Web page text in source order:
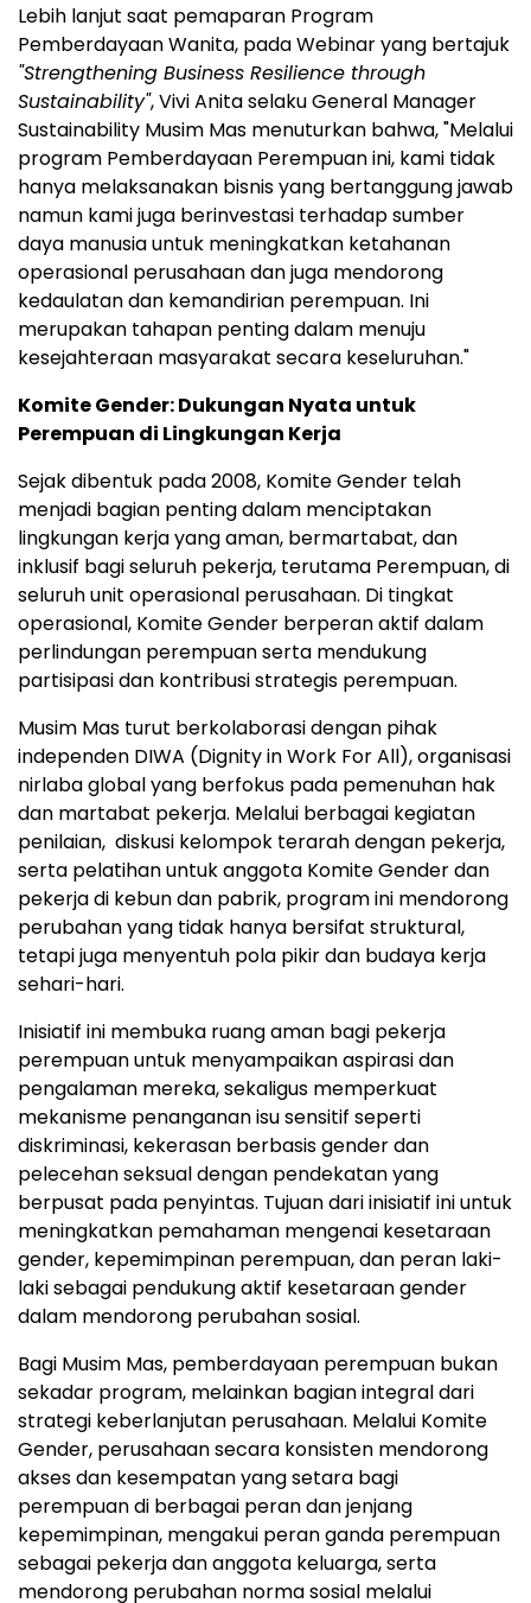
Lebih lanjut saat pemaparan Program
Pemberdayaan Wanita, pada Webinar yang bertajuk
"Strengthening Business Resilience through
Sustainability", Vivi Anita selaku General Manager
Sustainability Musim Mas menuturkan bahwa, "Melalui
program Pemberdayaan Perempuan ini, kami tidak
hanya melaksanakan bisnis yang bertanggung jawab
namun kami juga berinvestasi terhadap sumber
daya manusia untuk meningkatkan ketahanan
operasional perusahaan dan juga mendorong
kedaulatan dan kemandirian perempuan. Ini
merupakan tahapan penting dalam menuju
kesejahteraan masyarakat secara keseluruhan."
Komite Gender:Dukungan Nyata untuk
Perempuan di Lingkungan Kerja
Sejak dibentuk pada 2008, Komite Gender telah
menjadi bagian penting dalam menciptakan
lingkungan kerja yang aman, bermartabat, dan
inklusif bagi seluruh pekerja, terutama Perempuan, di
seluruh unit operasional perusahaan. Di tingkat
operasional, Komite Gender berperan aktif dalam
perlindungan perempuan serta mendukung
partisipasi dan kontribusi strategis perempuan.
Musim Mas turut berkolaborasi dengan pihak
independen DIWA (Dignity in Work For All), organisasi
nirlaba global yang berfokus pada pemenuhan hak
dan martabat pekerja. Melalui berbagai kegiatan
penilaian, diskusi kelompok terarah dengan pekerja,
serta pelatihan untuk anggota Komite Gender dan
pekerja di kebun dan pabrik, program ini mendorong
perubahan yang tidak hanya bersifat struktural,
tetapi juga menyentuh pola pikir dan budaya kerja
sehari-hari.
Inisiatif ini membuka ruang aman bagi pekerja
perempuan untuk menyampaikan aspirasi dan
pengalaman mereka, sekaligus memperkuat
mekanisme penanganan isu sensitif seperti
diskriminasi, kekerasan berbasis gender dan
pelecehan seksual dengan pendekatan yang
berpusat pada penyintas. Tujuan dari inisiatif ini untuk
meningkatkan pemahaman mengenai kesetaraan
gender, kepemimpinan perempuan, dan peran laki-
laki sebagai pendukung aktif kesetaraan gender
dalam mendorong perubahan sosial.
Bagi Musim Mas, pemberdayaan perempuan bukan
sekadar program, melainkan bagian integral dari
strategi keberlanjutan perusahaan. Melalui Komite
Gender, perusahaan secara konsisten mendorong
akses dan kesempatan yang setara bagi
perempuan di berbagai peran dan jenjang
kepemimpinan, mengakui peran ganda perempuan
sebagai pekerja dan anggota keluarga, serta
mendorong perubahan norma sosial melalui